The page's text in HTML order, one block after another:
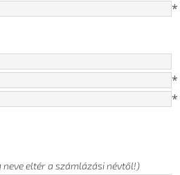
*
*
*
neve eltér a számlázási névtől!)